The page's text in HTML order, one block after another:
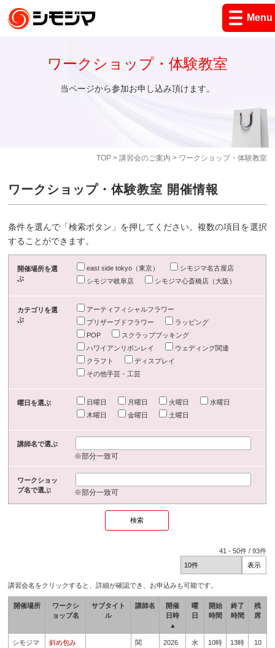
Menu
TOP> 講習会のご案内 > ワークショップ・体験教室
ワークショップ・体験教室
当ページから参加お申し込み頂けます。
ワークショップ・体験教室 開催情報
条件を選んで「検索ボタン」を押してください。複数の項目を選択
することができます。
開催場所を選
ぶ
east side tokyo（東京）
シモジマ名古屋店
シモジマ岐阜店
シモジマ心斎橋店（大阪）
カテゴリを選
ぶ
アーティフィシャルフラワー
プリザーブドフラワー
ラッピング
POP
スクラップブッキング
ハワイアンリボンレイ
ウェディング関連
クラフト
ディスプレイ
その他手芸・工芸
曜日を選ぶ 日曜日 月曜日 火曜日
水曜日
木曜日
金曜日 土曜日
講師名で選ぶ
※部分一致可
ワークショッ
プ名で選ぶ
※部分一致可
41 -50件 /93件
講習会名をクリックすると、詳細が確認でき、お申込みも可能です。
開催場所
ワークシ
ョップ名
サブタイト
ル
講師名
開催
日時
▲
曜
日
開始
時間
終了
時間
残
席
シモジマ
斜め包み
関
2026
水
10時
13時
10